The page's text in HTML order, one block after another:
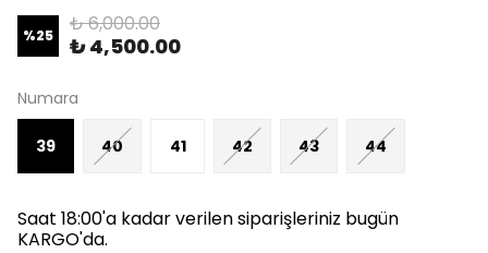
%25 ₺ 6,000.00
₺ 4,500.00
Numara
39 40 41 42 43 44
Saat 18:00'a kadar verilen siparişleriniz bugün
KARGO'da.